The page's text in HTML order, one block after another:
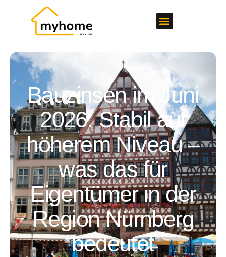
Bauzinsen im Juni
2026: Stabil auf
höherem Niveau –
was das für
Eigentümer in der
Region Nürnberg
bedeutet